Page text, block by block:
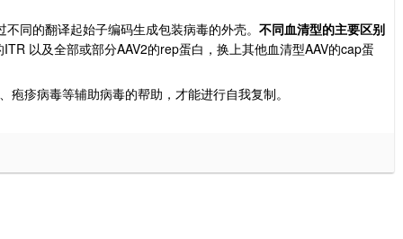
不同的翻译起始子编码生成包装病毒的外壳。 不同血清型的主要区别
ITR 以及全部或部分AAV2的rep蛋白，换上其他血清型AAV的cap蛋
疹病毒等辅助病毒的帮助，才能进行自我复制。